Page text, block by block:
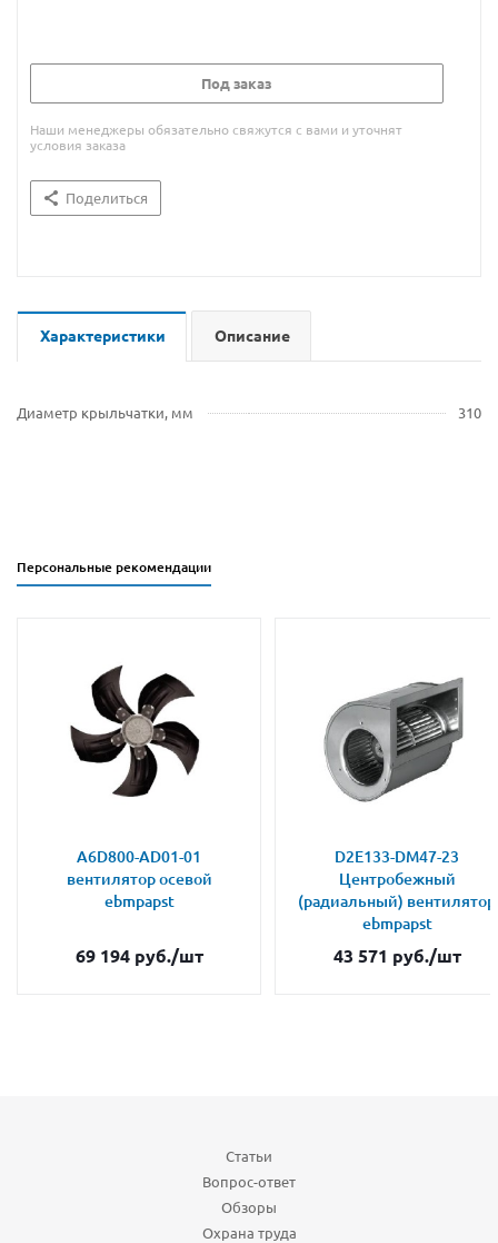
Под заказ
Наши менеджеры обязательно свяжутся с вами и уточнят
условия заказа
Поделиться
Характеристики Описание
Диаметр крыльчатки, мм 310
Персональные рекомендации
A6D800-AD01-01
вентилятор осевой
ebmpapst
69 194руб./шт
D2E133-DM47-23
Центробежный
(радиальный) вентилятор
ebmpapst
43 571 руб./шт
Статьи
Вопрос-ответ
Обзоры
Охрана труда